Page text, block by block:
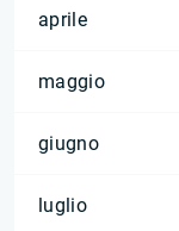
aprile
maggio
giugno
luglio